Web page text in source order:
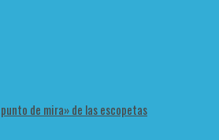
de mira» de las escopetas